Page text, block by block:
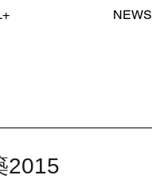
NEWS
2015